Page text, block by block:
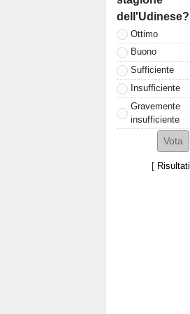
dell'Udinese?
Ottimo
Buono
Sufficiente
Insufficiente
Gravemente
insufficiente
[ Risultati